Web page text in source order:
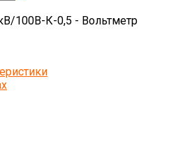
100В-К-0,5 - Вольтметр